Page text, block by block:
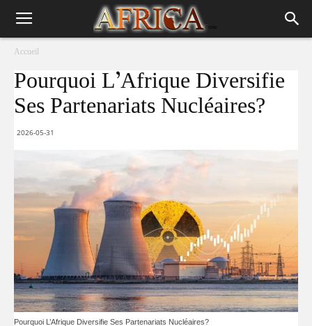
Accueil
Pourquoi L’Afrique Diversifie
Ses Partenariats Nucléaires?
2026-05-31
Pourquoi L’Afrique Diversifie Ses Partenariats Nucléaires?